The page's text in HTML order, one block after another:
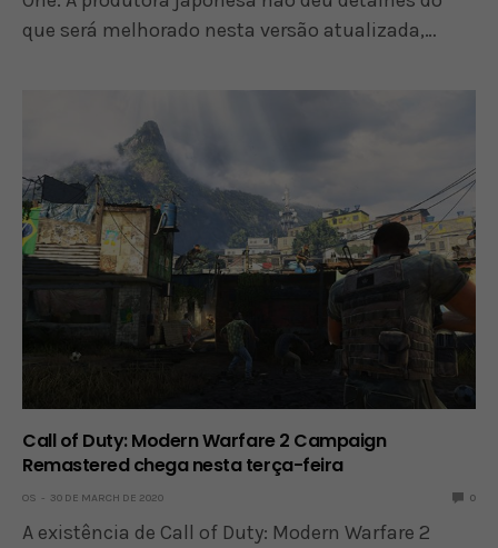
que será melhorado nesta versão atualizada,…
Call of Duty: Modern Warfare 2 Campaign
Remastered chega nesta terça-feira
OS 30 DE MARCH DE 2020 0
A existência de Call of Duty: Modern Warfare 2